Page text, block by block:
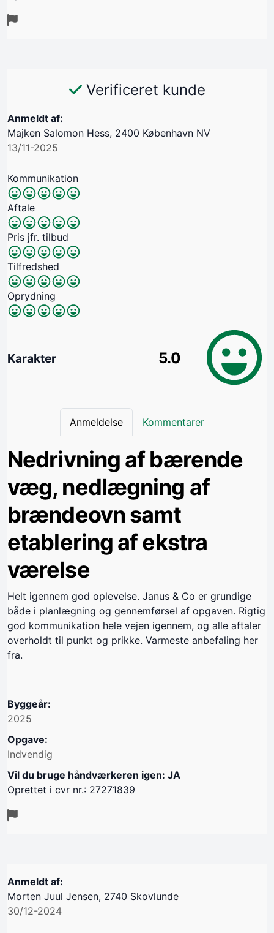
Verificeret kunde
Anmeldt af:
Majken Salomon Hess, 2400 København NV
13/11-2025
Kommunikation
Aftale
Pris jfr. tilbud
Tilfredshed
Oprydning
Karakter 5.0
Anmeldelse Kommentarer
Nedrivning af bærende
væg, nedlægning af
brændeovn samt
etablering af ekstra
værelse
Helt igennem god oplevelse. Janus & Co er grundige
både i planlægning og gennemførsel af opgaven. Rigtig
god kommunikation hele vejen igennem, og alle aftaler
overholdt til punkt og prikke. Varmeste anbefaling her
fra.
Byggeår:
2025
Opgave:
Indvendig
Vil du bruge håndværkeren igen: JA
Oprettet i cvr nr.: 27271839
Anmeldt af:
Morten Juul Jensen, 2740 Skovlunde
30/12-2024